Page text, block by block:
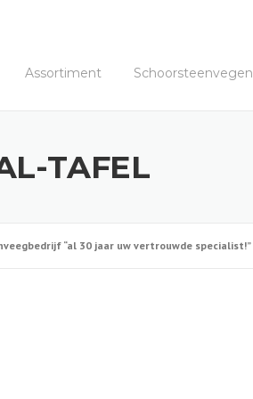
Assortiment Schoorsteenvegen
TAFEL
“al 30 jaar uw vertrouwde specialist!”